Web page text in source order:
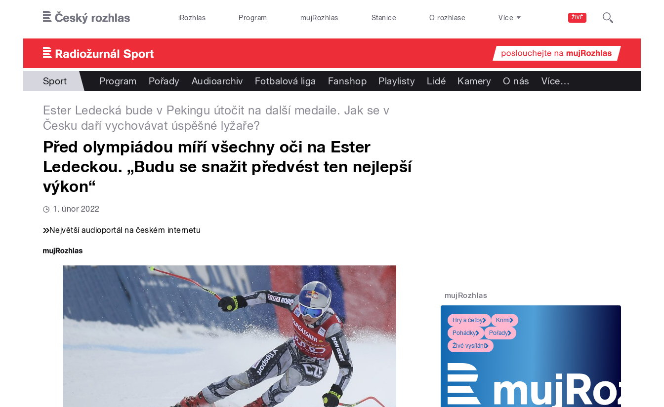
ŽIVĚ
iRozhlas Program mujRozhlas Stanice O rozhlase Více
Sport Program Pořady Audioarchiv Fotbalová liga Fanshop Playlisty Lidé Kamery O nás Více…
Ester Ledecká bude v Pekingu útočit na další medaile. Jak se v
Česku daří vychovávat úspěšné lyžaře?
Před olympiádou míří všechny oči na Ester
Ledeckou. „Budu se snažit předvést ten nejlepší
výkon“
1. únor 2022
Největší audioportál na českém internetu
mujRozhlas
Hry a četby
Krimi
Pohádky
Pořady
Živé vysílání